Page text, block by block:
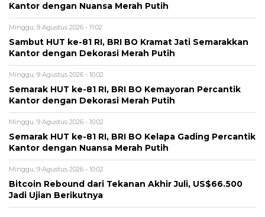
Kantor dengan Nuansa Merah Putih
Minggu, 9 Agustus 2026 - 11:02
Sambut HUT ke-81 RI, BRI BO Kramat Jati Semarakkan
Kantor dengan Dekorasi Merah Putih
Minggu, 9 Agustus 2026 - 10:02
Semarak HUT ke-81 RI, BRI BO Kemayoran Percantik
Kantor dengan Dekorasi Merah Putih
Minggu, 9 Agustus 2026 - 10:02
Semarak HUT ke-81 RI, BRI BO Kelapa Gading Percantik
Kantor dengan Nuansa Merah Putih
Minggu, 9 Agustus 2026 - 10:02
Bitcoin Rebound dari Tekanan Akhir Juli, US$66.500
Jadi Ujian Berikutnya